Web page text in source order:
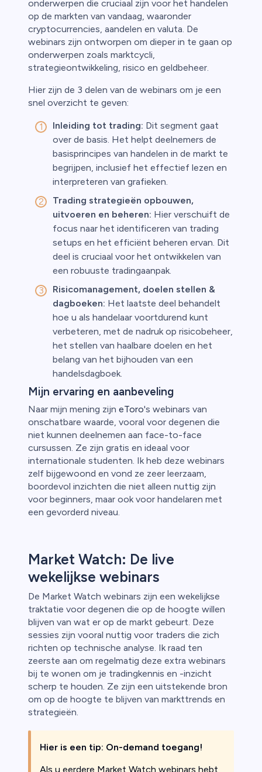
onderwerpen die cruciaal zijn voor het handelen
op de markten van vandaag, waaronder
cryptocurrencies, aandelen en valuta. De
webinars zijn ontworpen om dieper in te gaan op
onderwerpen zoals marktcycli,
strategieontwikkeling, risico en geldbeheer.
Hier zijn de 3 delen van de webinars om je een
snel overzicht te geven:
Inleiding tot trading: Dit segment gaat
over de basis. Het helpt deelnemers de
basisprincipes van handelen in de markt te
begrijpen, inclusief het effectief lezen en
interpreteren van grafieken.
Trading strategieën opbouwen,
uitvoeren en beheren: Hier verschuift de
focus naar het identificeren van trading
setups en het efficiënt beheren ervan. Dit
deel is cruciaal voor het ontwikkelen van
een robuuste tradingaanpak.
Risicomanagement, doelen stellen &
dagboeken: Het laatste deel behandelt
hoe u als handelaar voortdurend kunt
verbeteren, met de nadruk op risicobeheer,
het stellen van haalbare doelen en het
belang van het bijhouden van een
handelsdagboek.
Mijn ervaring en aanbeveling
Naar mijn mening zijn eToro's webinars van
onschatbare waarde, vooral voor degenen die
niet kunnen deelnemen aan face-to-face
cursussen. Ze zijn gratis en ideaal voor
internationale studenten. Ik heb deze webinars
zelf bijgewoond en vond ze zeer leerzaam,
boordevol inzichten die niet alleen nuttig zijn
voor beginners, maar ook voor handelaren met
een gevorderd niveau.
Market Watch: De live
wekelijkse webinars
De Market Watch webinars zijn een wekelijkse
traktatie voor degenen die op de hoogte willen
blijven van wat er op de markt gebeurt. Deze
sessies zijn vooral nuttig voor traders die zich
richten op technische analyse. Ik raad ten
zeerste aan om regelmatig deze extra webinars
bij te wonen om je tradingkennis en -inzicht
scherp te houden. Ze zijn een uitstekende bron
om op de hoogte te blijven van markttrends en
strategieën.
Hier is een tip: On-demand toegang!
Als u eerdere Market Watch webinars hebt